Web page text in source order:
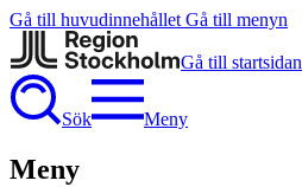
Gå till huvudinnehållet Gå till menyn
Gå till startsidan
Sök Meny
Meny